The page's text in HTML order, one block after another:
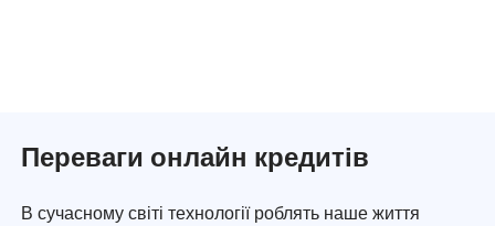
Переваги онлайн кредитів
В сучасному світі технології роблять наше життя